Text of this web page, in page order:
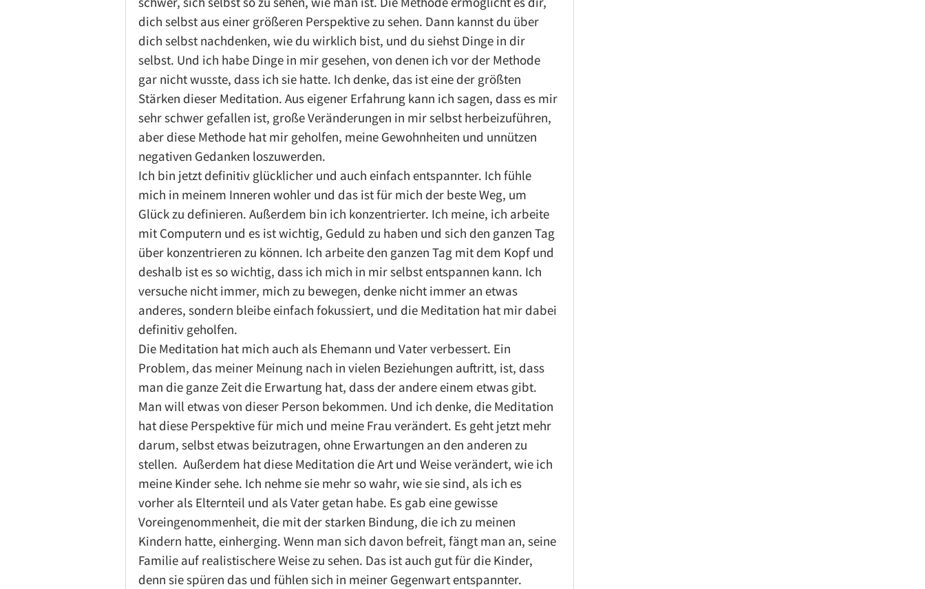
dich selbst aus einer größeren Perspektive zu sehen. Dann kannst du über
dich selbst nachdenken, wie du wirklich bist, und du siehst Dinge in dir
selbst. Und ich habe Dinge in mir gesehen, von denen ich vor der Methode
gar nicht wusste, dass ich sie hatte. Ich denke, das ist eine der größten
Stärken dieser Meditation. Aus eigener Erfahrung kann ich sagen, dass es mir
sehr schwer gefallen ist, große Veränderungen in mir selbst herbeizuführen,
aber diese Methode hat mir geholfen, meine Gewohnheiten und unnützen
negativen Gedanken loszuwerden.
Ich bin jetzt definitiv glücklicher und auch einfach entspannter. Ich fühle
mich in meinem Inneren wohler und das ist für mich der beste Weg, um
Glück zu definieren. Außerdem bin ich konzentrierter. Ich meine, ich arbeite
mit Computern und es ist wichtig, Geduld zu haben und sich den ganzen Tag
über konzentrieren zu können. Ich arbeite den ganzen Tag mit dem Kopf und
deshalb ist es so wichtig, dass ich mich in mir selbst entspannen kann. Ich
versuche nicht immer, mich zu bewegen, denke nicht immer an etwas
anderes, sondern bleibe einfach fokussiert, und die Meditation hat mir dabei
definitiv geholfen.
Die Meditation hat mich auch als Ehemann und Vater verbessert. Ein
Problem, das meiner Meinung nach in vielen Beziehungen auftritt, ist, dass
man die ganze Zeit die Erwartung hat, dass der andere einem etwas gibt.
Man will etwas von dieser Person bekommen. Und ich denke, die Meditation
hat diese Perspektive für mich und meine Frau verändert. Es geht jetzt mehr
darum, selbst etwas beizutragen, ohne Erwartungen an den anderen zu
stellen.  Außerdem hat diese Meditation die Art und Weise verändert, wie ich
meine Kinder sehe. Ich nehme sie mehr so wahr, wie sie sind, als ich es
vorher als Elternteil und als Vater getan habe. Es gab eine gewisse
Voreingenommenheit, die mit der starken Bindung, die ich zu meinen
Kindern hatte, einherging. Wenn man sich davon befreit, fängt man an, seine
Familie auf realistischere Weise zu sehen. Das ist auch gut für die Kinder,
denn sie spüren das und fühlen sich in meiner Gegenwart entspannter.